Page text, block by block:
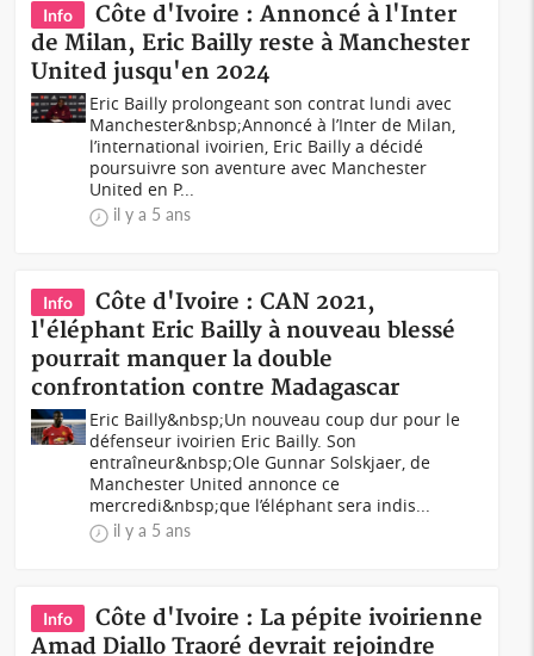
Info
Côte d'Ivoire : Annoncé à l'Inter
de Milan, Eric Bailly reste à Manchester
United jusqu'en 2024
Eric Bailly prolongeant son contrat lundi avec
Manchester&nbsp; Annoncé à l’Inter de Milan,
l’international ivoirien, Eric Bailly a décidé
poursuivre son aventure avec Manchester
United en P...
il y a 5 ans
Info
Côte d'Ivoire : CAN 2021,
l'éléphant Eric Bailly à nouveau blessé
pourrait manquer la double
confrontation contre Madagascar
Eric Bailly&nbsp;Un nouveau coup dur pour le
défenseur ivoirien Eric Bailly. Son
entraîneur&nbsp;Ole Gunnar Solskjaer, de
Manchester United annonce ce
mercredi&nbsp;que l’éléphant sera indis...
il y a 5 ans
Info
Côte d'Ivoire : La pépite ivoirienne
Amad Diallo Traoré devrait rejoindre